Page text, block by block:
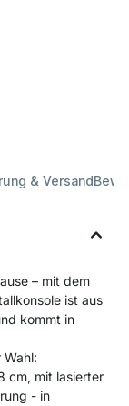
& Versand
– mit dem
ist aus
kommt in
cm, mit lasierter
- in